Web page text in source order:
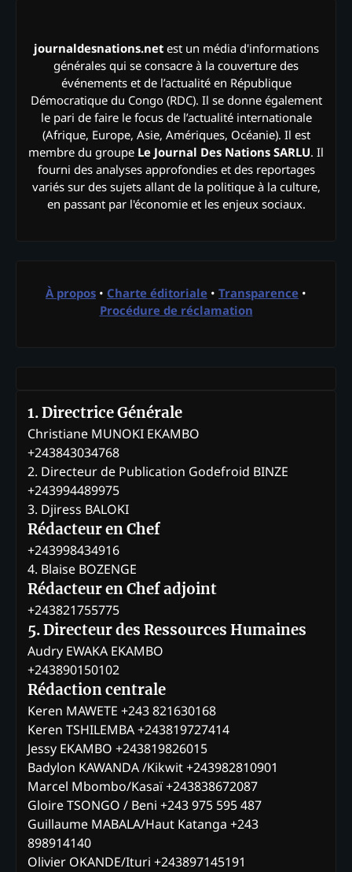
journaldesnations.netest un média d'informations
générales qui se consacre à la couverture des
événements et de l’actualité en République
Démocratique du Congo (RDC). Il se donne également
le pari de faire le focus de l’actualité internationale
(Afrique, Europe, Asie, Amériques, Océanie). Il est
membre du groupe Le Journal Des Nations SARLU. Il
fourni des analyses approfondies et des reportages
variés sur des sujets allant de la politique à la culture,
en passant par l'économie et les enjeux sociaux.
À propos • Charte éditoriale • Transparence •
Procédure de réclamation
1. Directrice Générale
Christiane MUNOKI EKAMBO
+243843034768
2. Directeur de Publication Godefroid BINZE
+243994489975
3. Djiress BALOKI
Rédacteur en Chef
+243998434916
4. Blaise BOZENGE
Rédacteur en Chef adjoint
+243821755775
5. Directeur des Ressources Humaines
Audry EWAKA EKAMBO
+243890150102
Rédaction centrale
Keren MAWETE +243 821630168
Keren TSHILEMBA +243819727414
Jessy EKAMBO +243819826015
Badylon KAWANDA /Kikwit +243982810901
Marcel Mbombo/Kasaï +243838672087
Gloire TSONGO / Beni +243 975 595 487
Guillaume MABALA/Haut Katanga +243
898914140
Olivier OKANDE/Ituri +243897145191